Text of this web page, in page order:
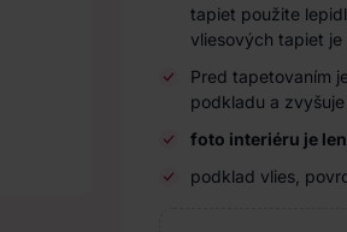
tapiet použite
vliesových tapiet
Pred tapetovaním
podkladu a
foto interiéru je
podklad vlies,